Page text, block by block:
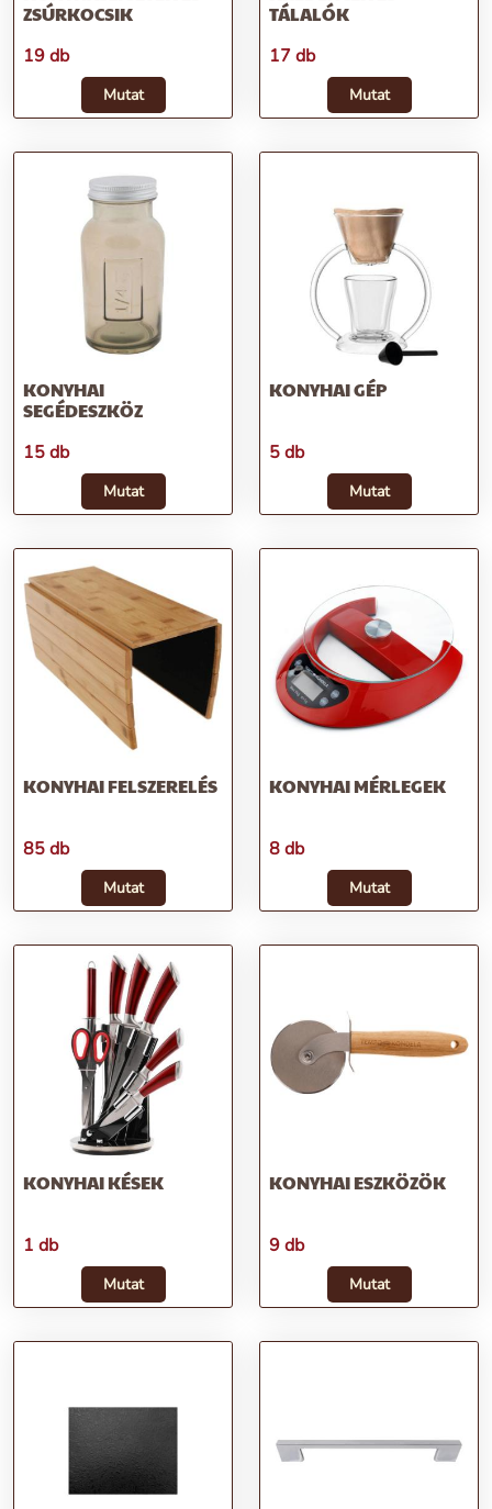
ZSÚRKOCSIK
19 db
Mutat
TÁLALÓK
17 db
Mutat
KONYHAI
SEGÉDESZKÖZ
15 db
Mutat
KONYHAI GÉP
5 db
Mutat
KONYHAI FELSZERELÉS
85 db
Mutat
KONYHAI MÉRLEGEK
8 db
Mutat
KONYHAI KÉSEK
1 db
Mutat
KONYHAI ESZKÖZÖK
9 db
Mutat